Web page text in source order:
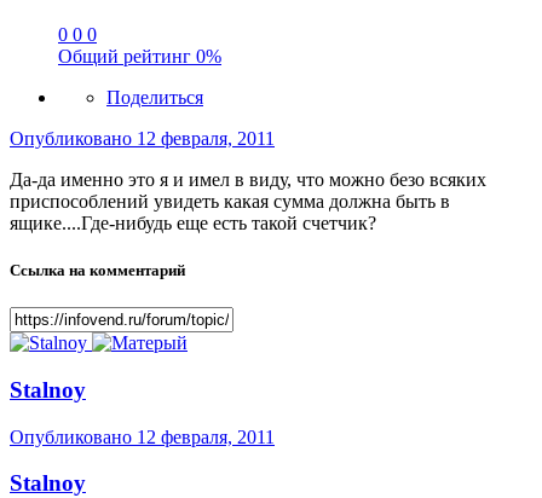
0 0 0
Общий рейтинг 0%
Поделиться
Опубликовано 12 февраля, 2011
Да-да именно это я и имел в виду, что можно безо всяких
приспособлений увидеть какая сумма должна быть в
ящике....Где-нибудь еще есть такой счетчик?
Ссылка на комментарий
Stalnoy
Опубликовано 12 февраля, 2011
Stalnoy